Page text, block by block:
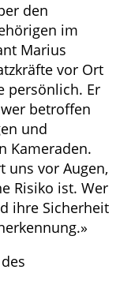
den
im
Marius
vor Ort
persönlich. Er
betroffen
und
Kameraden.
uns vor Augen,
Risiko ist. Wer
ihre Sicherheit